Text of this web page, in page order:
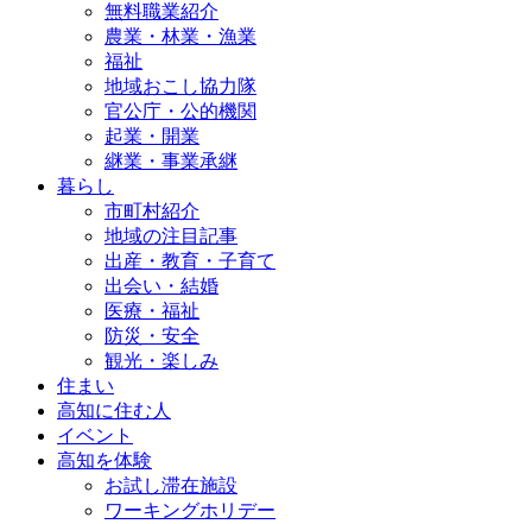
無料職業紹介
農業・林業・漁業
福祉
地域おこし協力隊
官公庁・公的機関
起業・開業
継業・事業承継
暮らし
市町村紹介
地域の注目記事
出産・教育・子育て
出会い・結婚
医療・福祉
防災・安全
観光・楽しみ
住まい
高知に住む人
イベント
高知を体験
お試し滞在施設
ワーキングホリデー